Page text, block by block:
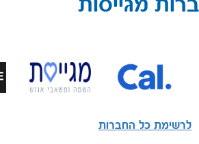
לרשימת כל החברות